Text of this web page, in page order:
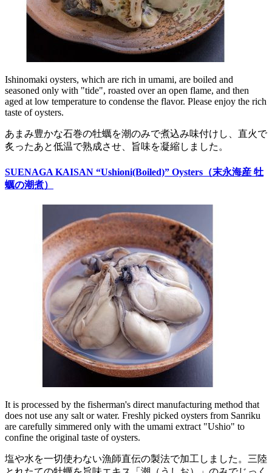
Ishinomaki oysters, which are rich in umami, are boiled and
seasoned only with "tide", roasted over an open flame, and then
aged at low temperature to condense the flavor. Please enjoy the rich
taste of oysters.
あまみ豊かな石巻の牡蠣を潮のみで煮込み味付けし、直火で
炙ったあと低温で熟成させ、旨味を凝縮しました。
SUENAGA KAISAN “Ushioni(Boiled)” Oysters（末永海産 牡
蠣の潮煮）
It is processed by the fisherman's direct manufacturing method that
does not use any salt or water. Freshly picked oysters from Sanriku
are carefully simmered only with the umami extract "Ushio" to
confine the original taste of oysters.
塩や水を一切使わない漁師直伝の製法で加工しました。三陸